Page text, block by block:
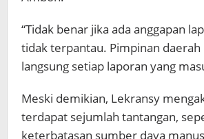
“Tidak benar jika ada anggapan
tidak terpantau. Pimpinan
langsung setiap laporan yang
Meski demikian, Lekransy
terdapat sejumlah tantangan,
keterbatasan sumber daya